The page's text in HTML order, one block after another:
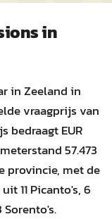
in
in Zeeland in
vraagprijs van
bedraagt EUR
57.473
provincie, met de
11 Picanto's, 6
Sorento's.